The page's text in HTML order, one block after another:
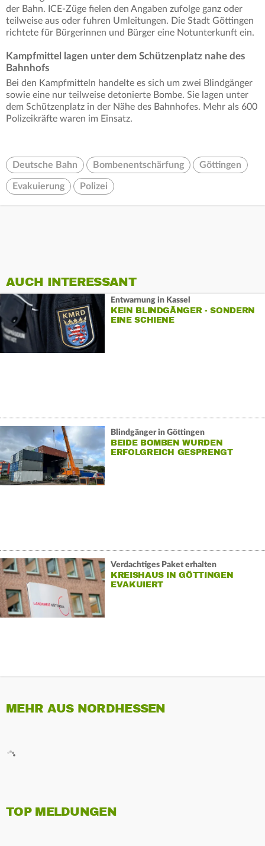
der Bahn. ICE-Züge fielen den Angaben zufolge ganz oder
teilweise aus oder fuhren Umleitungen. Die Stadt Göttingen
richtete für Bürgerinnen und Bürger eine Notunterkunft ein.
Kampfmittel lagen unter dem Schützenplatz nahe des
Bahnhofs
Bei den Kampfmitteln handelte es sich um zwei Blindgänger
sowie eine nur teilweise detonierte Bombe. Sie lagen unter
dem Schützenplatz in der Nähe des Bahnhofes. Mehr als 600
Polizeikräfte waren im Einsatz.
Deutsche Bahn Bombenentschärfung Göttingen
Evakuierung Polizei
AUCH INTERESSANT
Entwarnung in Kassel
KEIN BLINDGÄNGER - SONDERN
EINE SCHIENE
Blindgänger in Göttingen
BEIDE BOMBEN WURDEN
ERFOLGREICH GESPRENGT
Verdachtiges Paket erhalten
KREISHAUS IN GÖTTINGEN
EVAKUIERT
MEHR AUS NORDHESSEN
TOP MELDUNGEN